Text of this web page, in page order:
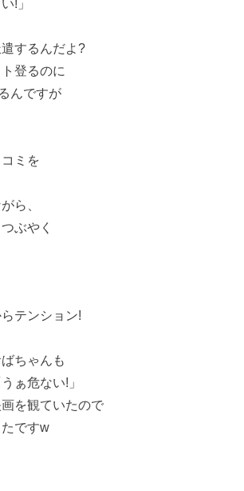
!」
するんだよ?
登るのに
んですが
ミを
ら、
ぶやく
テンション!
ちゃんも
ぁ危ない!」
を観ていたので
ですw